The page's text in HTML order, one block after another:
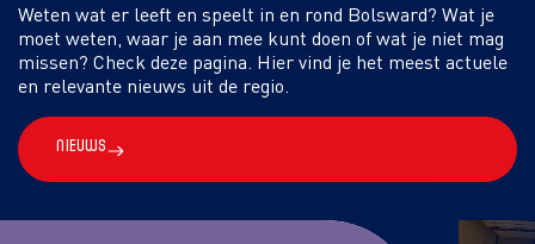
Weten wat er leeft en speelt in en rond Bolsward? Wat je
moet weten, waar je aan mee kunt doen of wat je niet mag
missen? Check deze pagina. Hier vind je het meest actuele
en relevante nieuws uit de regio.
Nieuws